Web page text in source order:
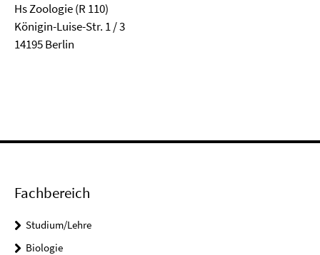
Hs Zoologie (R 110)
Königin-Luise-Str. 1 / 3
14195 Berlin
Fachbereich
Studium/Lehre
Biologie